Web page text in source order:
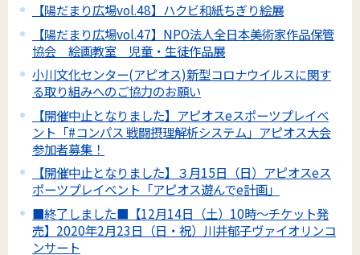
【陽だまり広場vol.48】ハクビ和紙ちぎり絵展
【陽だまり広場vol.47】NPO法人全日本美術家作品保管
協会 絵画教室 児童・生徒作品展
小川文化センター(アピオス)新型コロナウイルスに関す
る取り組みへのご協力のお願い
【開催中止となりました】アピオスeスポーツプレイベ
ント「#コンパス 戦闘摂理解析システム」アピオス大会
参加者募集！
【開催中止となりました】３月15日（日）アピオスeス
ポーツプレイベント「アピオス遊んでe計画」
■終了しました■【12月14日（土）10時～チケット発
売】2020年2月23日（日・祝）川井郁子ヴァイオリンコ
ンサート